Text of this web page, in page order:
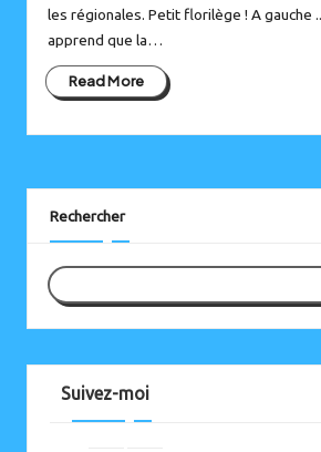
les régionales. Petit florilège ! A gauche
apprend que la…
Read More
Rechercher
Suivez-moi